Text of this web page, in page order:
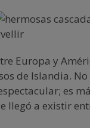
Europa y
de Islandia.
es
llegó a existir